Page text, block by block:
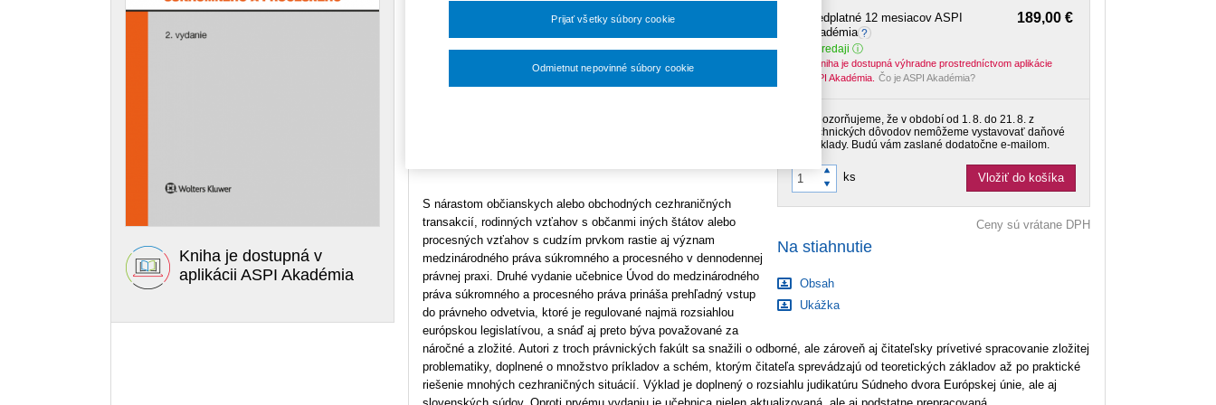
Kniha je dostupná v
aplikácii ASPI Akadémia
189,00 €
Predplatné 12 mesiacov ASPI
Akadémia
V predaji
E-kniha je dostupná výhradne prostredníctvom aplikácie
ASPI Akadémia. Čo je ASPI Akadémia?
Upozorňujeme, že v období od 1. 8. do 21. 8. z
technických dôvodov nemôžeme vystavovať daňové
doklady. Budú vám zaslané dodatočne e‑mailom.
ks Vložiť do košíka
Ceny sú vrátane DPH
Na stiahnutie
Obsah
Ukážka
mäkká
S nárastom občianskych alebo obchodných cezhraničných
transakcií, rodinných vzťahov s občanmi iných štátov alebo
procesných vzťahov s cudzím prvkom rastie aj význam
medzinárodného práva súkromného a procesného v dennodennej
právnej praxi. Druhé vydanie učebnice Úvod do medzinárodného
práva súkromného a procesného práva prináša prehľadný vstup
do právneho odvetvia, ktoré je regulované najmä rozsiahlou
európskou legislatívou, a snáď aj preto býva považované za
náročné a zložité. Autori z troch právnických fakúlt sa snažili o odborné, ale zároveň aj čitateľsky prívetivé spracovanie zložitej
problematiky, doplnené o množstvo príkladov a schém, ktorým čitateľa sprevádzajú od teoretických základov až po praktické
riešenie mnohých cezhraničných situácií. Výklad je doplnený o rozsiahlu judikatúru Súdneho dvora Európskej únie, ale aj
Odmietnut nepovinné súbory cookie
Prijať všetky súbory cookie